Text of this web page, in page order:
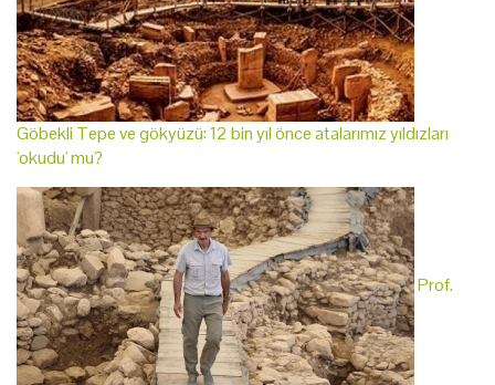
Göbekli Tepe ve gökyüzü: 12 bin yıl önce atalarımız yıldızları
'okudu' mu?
Prof.